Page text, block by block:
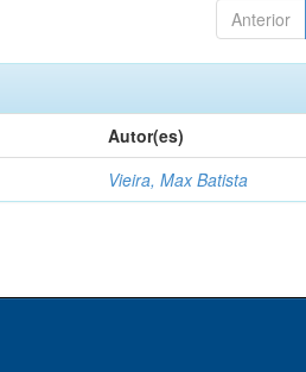
Anterior
Autor(es)
Vieira, Max Batista